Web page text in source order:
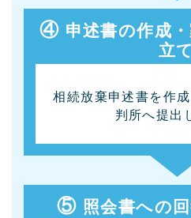
④ 申述書の作成
立て
相続放棄申述書を作
判所へ提出
⑤ 照会書への